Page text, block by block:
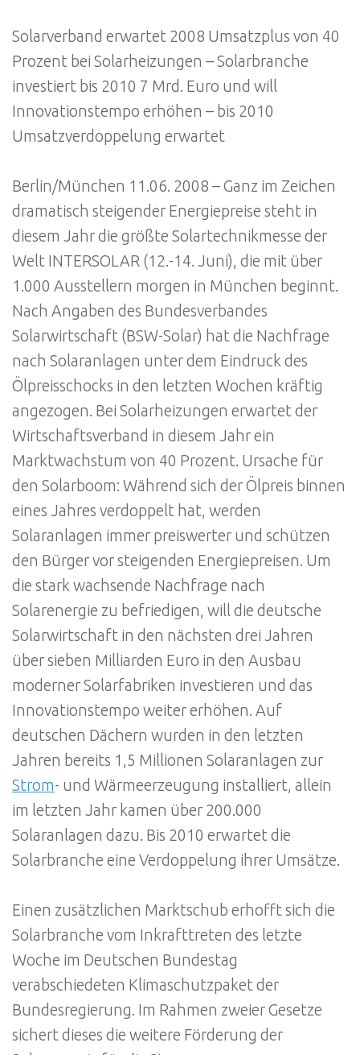
Solarverband erwartet 2008 Umsatzplus von 40
Prozent bei Solarheizungen – Solarbranche
investiert bis 2010 7 Mrd. Euro und will
Innovationstempo erhöhen – bis 2010
Umsatzverdoppelung erwartet
Berlin/München 11.06. 2008 – Ganz im Zeichen
dramatisch steigender Energiepreise steht in
diesem Jahr die größte Solartechnikmesse der
Welt INTERSOLAR (12.-14. Juni), die mit über
1.000 Ausstellern morgen in München beginnt.
Nach Angaben des Bundesverbandes
Solarwirtschaft (BSW-Solar) hat die Nachfrage
nach Solaranlagen unter dem Eindruck des
Ölpreisschocks in den letzten Wochen kräftig
angezogen. Bei Solarheizungen erwartet der
Wirtschaftsverband in diesem Jahr ein
Marktwachstum von 40 Prozent. Ursache für
den Solarboom: Während sich der Ölpreis binnen
eines Jahres verdoppelt hat, werden
Solaranlagen immer preiswerter und schützen
den Bürger vor steigenden Energiepreisen. Um
die stark wachsende Nachfrage nach
Solarenergie zu befriedigen, will die deutsche
Solarwirtschaft in den nächsten drei Jahren
über sieben Milliarden Euro in den Ausbau
moderner Solarfabriken investieren und das
Innovationstempo weiter erhöhen. Auf
deutschen Dächern wurden in den letzten
Jahren bereits 1,5 Millionen Solaranlagen zur
Strom- und Wärmeerzeugung installiert, allein
im letzten Jahr kamen über 200.000
Solaranlagen dazu. Bis 2010 erwartet die
Solarbranche eine Verdoppelung ihrer Umsätze.
Einen zusätzlichen Marktschub erhofft sich die
Solarbranche vom Inkrafttreten des letzte
Woche im Deutschen Bundestag
verabschiedeten Klimaschutzpaket der
Bundesregierung. Im Rahmen zweier Gesetze
sichert dieses die weitere Förderung der